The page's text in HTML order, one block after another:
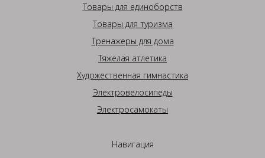
Товары для единоборств
Товары для туризма
Тренажеры для дома
Тяжелая атлетика
Художественная гимнастика
Электровелосипеды
Электросамокаты
Навигация